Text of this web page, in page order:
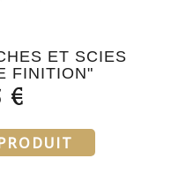
ET SCIES
FINITION"
€